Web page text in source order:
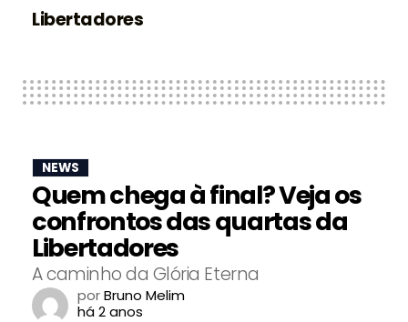
Libertadores
NEWS
Quem chega à final? Veja os
confrontos das quartas da
Libertadores
A caminho da Glória Eterna
porBruno Melim
há 2 anos